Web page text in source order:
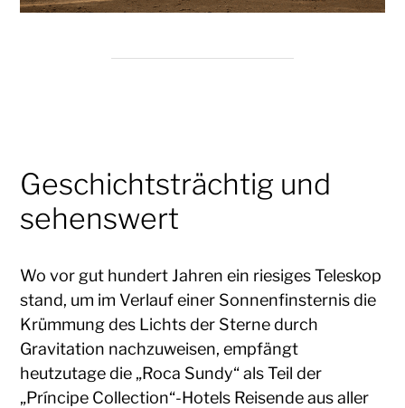
Geschichtsträchtig und
sehenswert
Wo vor gut hundert Jahren ein riesiges Teleskop
stand, um im Verlauf einer Sonnenfinsternis die
Krümmung des Lichts der Sterne durch
Gravitation nachzuweisen, empfängt
heutzutage die „Roca Sundy“ als Teil der
„Príncipe Collection“-Hotels Reisende aus aller